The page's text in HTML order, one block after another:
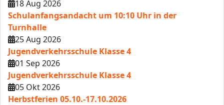
18 Aug 2026
Schulanfangsandacht um 10:10 Uhr in der
Turnhalle
25 Aug 2026
Jugendverkehrsschule Klasse 4
01 Sep 2026
Jugendverkehrsschule Klasse 4
05 Okt 2026
Herbstferien 05.10.-17.10.2026